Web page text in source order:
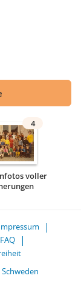
4
voller
FAQ
Schweden